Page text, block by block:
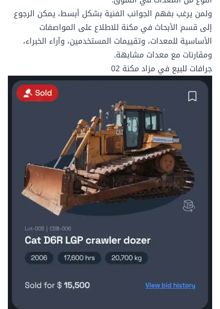
ولمن يرغب بفهم الجوانب الفنية بشكل أبسط، يمكن الرجوع
إلى قسم الأبحاث في مكنة للاطلاع على المواصفات
الأساسية للمعدات، وتقييمات المستخدمين، وآراء الخبراء،
ومقارنات مع معدات مشابهة.
جرافات للبيع في مزاد مكنة 02